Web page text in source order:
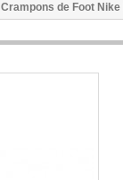
Crampons de Foot